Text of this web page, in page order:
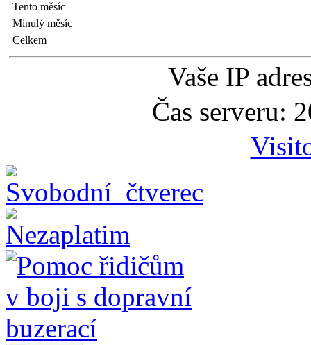
Tento měsíc
Minulý měsíc
Celkem
Vaše IP
Čas serveru: